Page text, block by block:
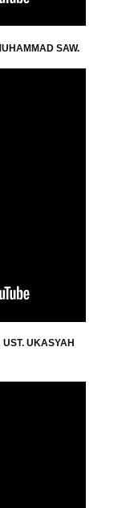
SAW.
UKASYAH